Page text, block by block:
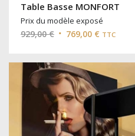
Table Basse MONFORT
Prix du modèle exposé
929,00€ Le
initial
était :
929,00 €.
769,00 € Le
actuel
est :
769,00 €.
TTC